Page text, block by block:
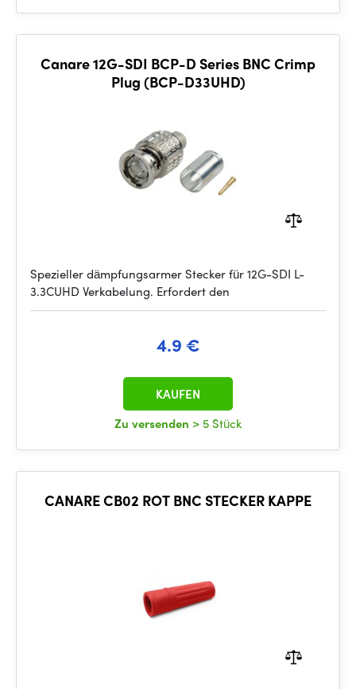
Canare 12G-SDI BCP-D Series BNC Crimp
Plug (BCP-D33UHD)
Spezieller dämpfungsarmer Stecker für 12G-SDI L-
3.3CUHD Verkabelung. Erfordert den
4.9 €
Zu versenden > 5 Stück
KAUFEN
CANARE CB02 ROT BNC STECKER KAPPE